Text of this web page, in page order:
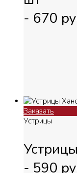
- 670
Заказать
Устрицы
- 590